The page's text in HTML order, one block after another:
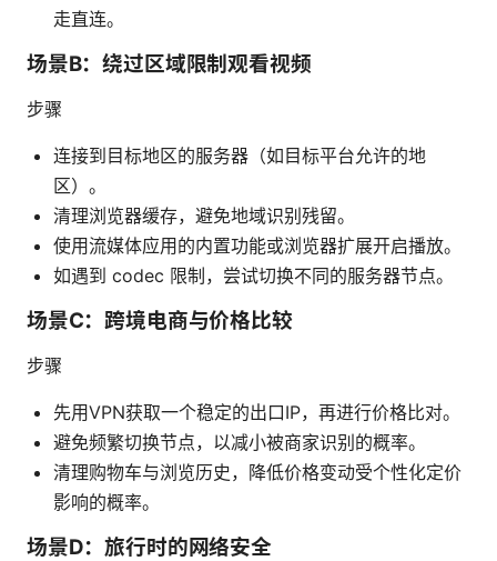
走直连。
场景B：绕过区域限制观看视频
步骤
连接到目标地区的服务器（如目标平台允许的地
区）。
清理浏览器缓存，避免地域识别残留。
使用流媒体应用的内置功能或浏览器扩展开启播放。
如遇到 codec 限制，尝试切换不同的服务器节点。
场景C：跨境电商与价格比较
步骤
先用VPN获取一个稳定的出口IP，再进行价格比对。
避免频繁切换节点，以减小被商家识别的概率。
清理购物车与浏览历史，降低价格变动受个性化定价
影响的概率。
场景D：旅行时的网络安全